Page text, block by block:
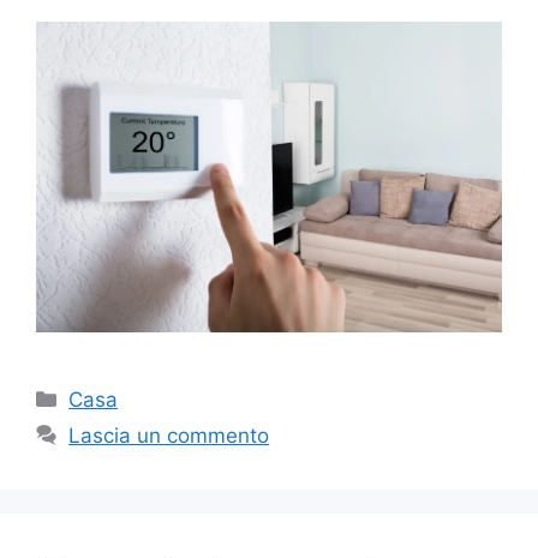
Categorie
Casa
Lascia un commento